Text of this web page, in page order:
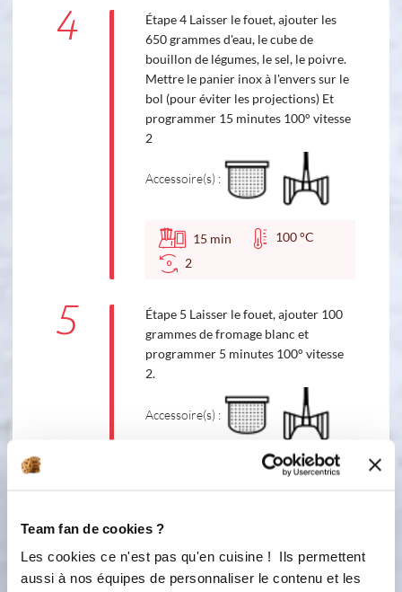
Team fan de cookies ?
Les cookies ce n'est pas qu'en cuisine ! Ils permettent
aussi à nos équipes de personnaliser le contenu et les
4
Étape 4 Laisser le fouet, ajouter les
650 grammes d'eau, le cube de
bouillon de légumes, le sel, le poivre.
Mettre le panier inox à l'envers sur le
bol (pour éviter les projections) Et
programmer 15 minutes 100° vitesse
2
Accessoire(s) :
15 min
100 °C
2
5
Étape 5 Laisser le fouet, ajouter 100
grammes de fromage blanc et
programmer 5 minutes 100° vitesse
2.
Accessoire(s) :
100 °C
6
Étape 6 Si vous trouvez que la texture
est trop liquide, vous pouvez